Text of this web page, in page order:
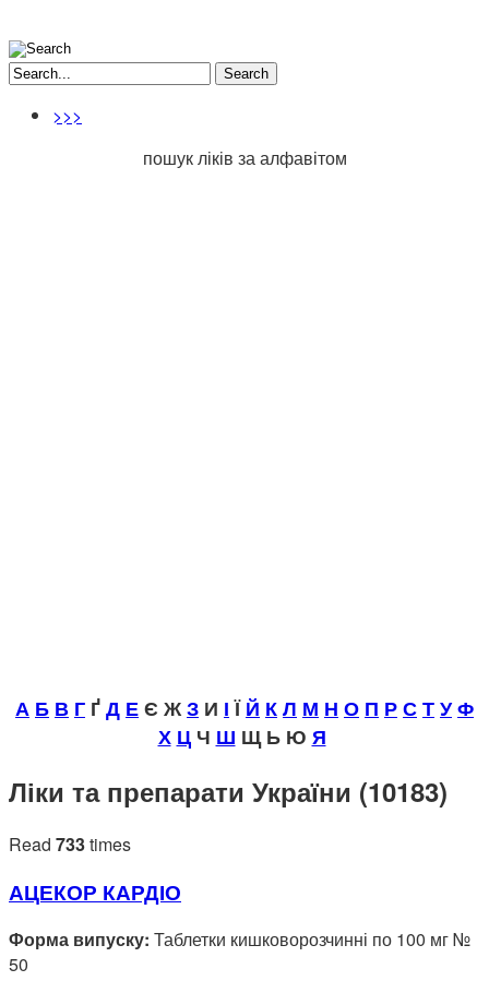
Search
>>>
пошук ліків за алфавітом
А Б В Г ҐД ЕЄ ЖЗ И ІЇЙ КЛ М Н О П РСТУФ
Х ЦЧ Ш Щ Ь Ю Я
Ліки та препарати України (10183)
Read 733times
АЦЕКОР КАРДІО
Форма випуску: Таблетки кишковорозчинні по 100 мг №
50